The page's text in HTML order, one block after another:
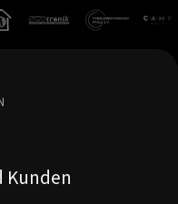
Kunden